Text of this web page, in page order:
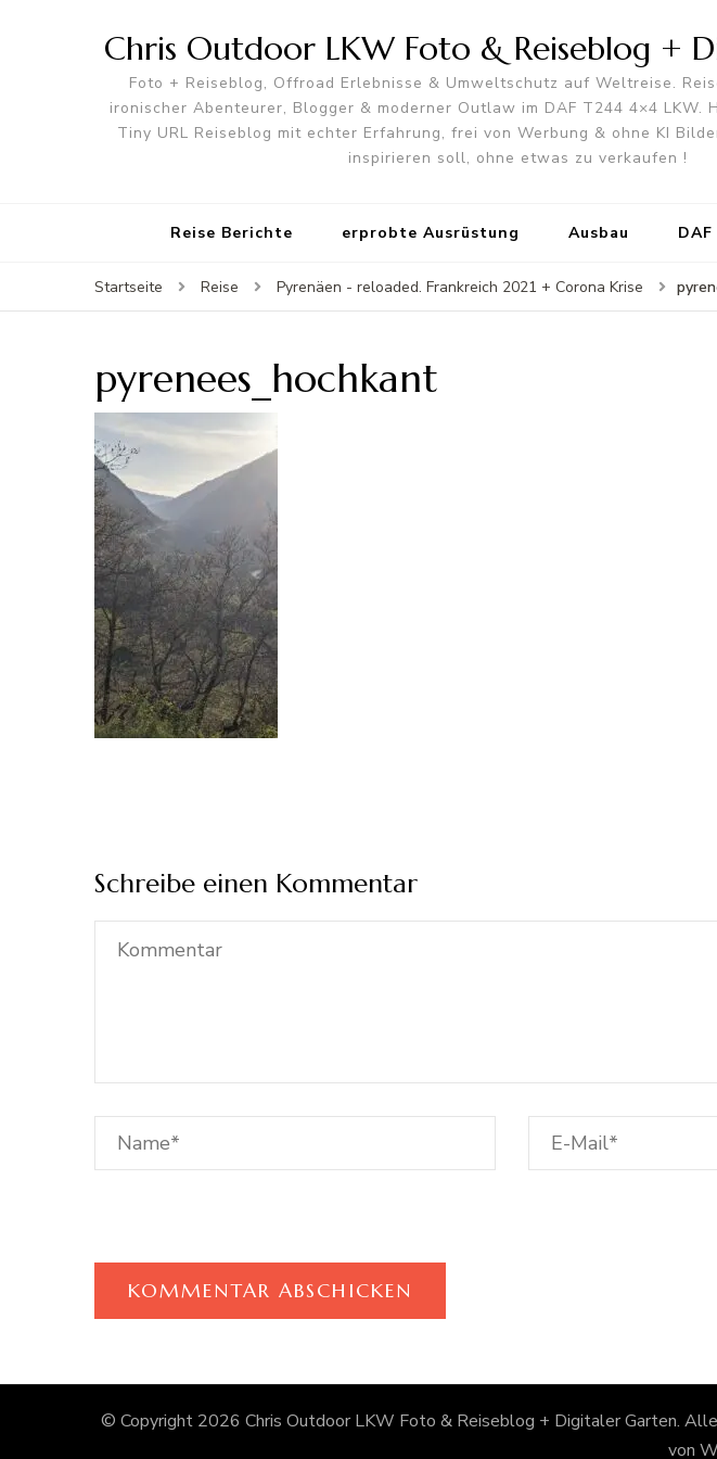
Chris Outdoor LKW Foto & Reiseblog +
Foto + Reiseblog, Offroad Erlebnisse & Umweltschutz auf Weltreise.
ironischer Abenteurer, Blogger & moderner Outlaw im DAF T244 4×4 LKW.
Tiny URL Reiseblog mit echter Erfahrung, frei von Werbung & ohne KI
inspirieren soll, ohne etwas zu verkaufen !
Reise Berichte erprobte Ausrüstung Ausbau
Startseite Reise Pyrenäen - reloaded. Frankreich 2021 + Corona Krise
pyrenees_hochkant
Schreibe einen Kommentar
© Copyright 2026 Chris Outdoor LKW Foto & Reiseblog + Digitaler Garten.
von